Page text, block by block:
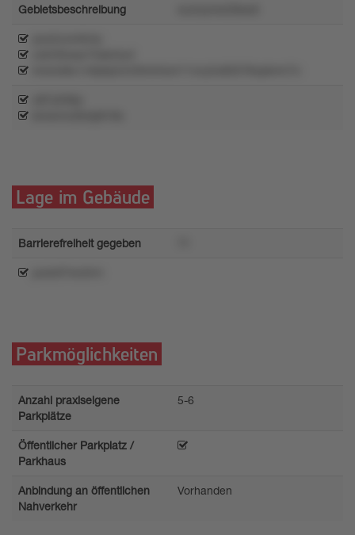
Gebietsbeschreibung
Lage im Gebäude
Barrierefreiheit gegeben
Parkmöglichkeiten
Anzahl praxiseigene
Parkplätze
5-6
Öffentlicher Parkplatz /
Parkhaus
Anbindung an öffentlichen
Nahverkehr
Vorhanden